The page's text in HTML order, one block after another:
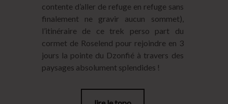
contente d’aller de refuge en refuge sans
finalement ne gravir aucun sommet),
l’itinéraire de ce trek perso part du
cormet de Roselend pour rejoindre en 3
jours la pointe du Dzonfié à travers des
paysages absolument splendides !